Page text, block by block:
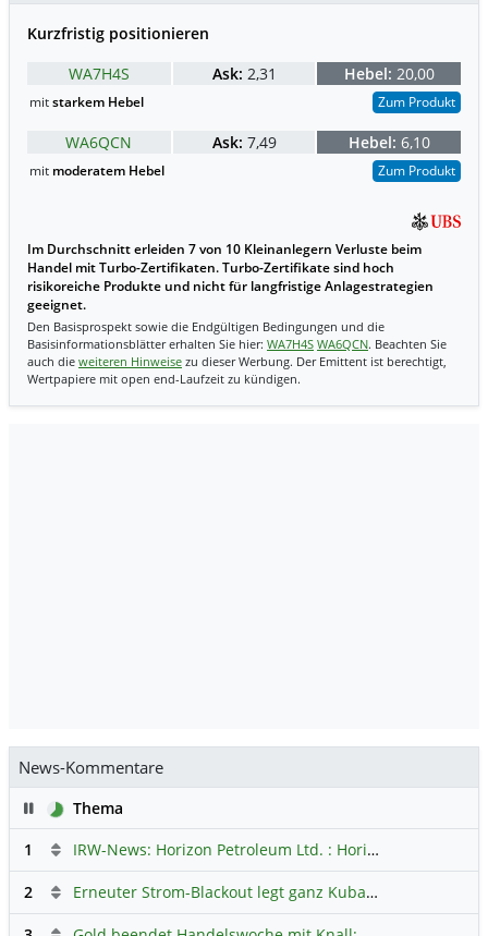
Kurzfristig positionieren
WA7H4S
Ask: 2,31 Hebel: 20,00
mitstarkem Hebel Zum Produkt
WA6QCN Ask: 7,49 Hebel: 6,10
mit moderatem Hebel Zum Produkt
Im Durchschnitt erleiden 7 von 10 Kleinanlegern Verluste beim
Handel mit Turbo-Zertifikaten. Turbo-Zertifikate sind hoch
risikoreiche Produkte und nicht für langfristige Anlagestrategien
geeignet.
Den Basisprospekt sowie die Endgültigen Bedingungen und die
Basisinformationsblätter erhalten Sie hier: WA7H4S WA6QCN. Beachten Sie
auch die weiteren Hinweise zu dieser Werbung. Der Emittent ist berechtigt,
Wertpapiere mit open end-Laufzeit zu kündigen.
News-Kommentare
PauseThema
1
IRW-News: Horizon Petroleum Ltd. : Horizon Petroleum beginnt mit der Testförderung im Projekt Lachowice in Polen und schließt die Platzierung einer überzeichneten Wandelanleihe ab
2 Erneuter Strom-Blackout legt ganz Kuba lahm